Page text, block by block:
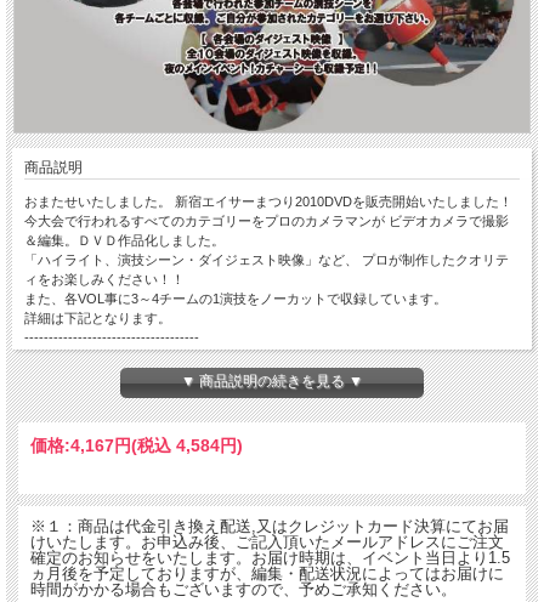
商品説明
おまたせいたしました。 新宿エイサーまつり2010DVDを販売開始いたしました！
今大会で行われるすべてのカテゴリーをプロのカメラマンが ビデオカメラで撮影
＆編集。ＤＶＤ作品化しました。
「ハイライト、演技シーン・ダイジェスト映像」など、 プロが制作したクオリテ
ィをお楽しみください！！
また、各VOL事に3～4チームの1演技をノーカットで収録しています。
詳細は下記となります。
------------------------------------
１．創作太鼓衆美らさ ２．さいたまエイサー隊 紫 ３．琉球旗頭曾
▼ 商品説明の続きを見る ▼
価格:4,167円(税込 4,584円)
※１：商品は代金引き換え配送,又はクレジットカード決算にてお届
けいたします。お申込み後、ご記入頂いたメールアドレスにご注文
確定のお知らせをいたします。お届け時期は、イベント当日より1.5
ヵ月後を予定しておりますが、編集・配送状況によってはお届けに
時間がかかる場合もございますので、予めご承知ください。